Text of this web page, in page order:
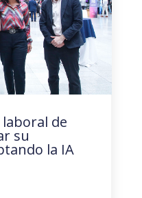
laboral de
su
la IA